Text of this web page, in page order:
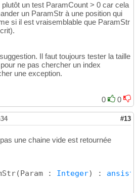
un test ParamCount > 0 car cela
un ParamStr à une position qui
si il est vraisemblable que ParamStr
Il faut toujours tester la taille
ne pas chercher un index
une exception.
0
0
#13
une chaine vide est retournée
(Param : Integer) :